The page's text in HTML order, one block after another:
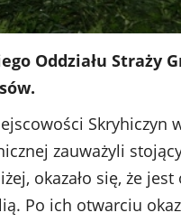
Oddziału Straży
Skryhiczyn
zauważyli
okazało się, że jest
Po ich otwarciu